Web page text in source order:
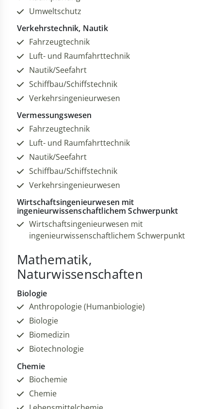
Umweltschutz
Verkehrstechnik, Nautik
Fahrzeugtechnik
Luft- und Raumfahrttechnik
Nautik/Seefahrt
Schiffbau/Schiffstechnik
Verkehrsingenieurwesen
Vermessungswesen
Fahrzeugtechnik
Luft- und Raumfahrttechnik
Nautik/Seefahrt
Schiffbau/Schiffstechnik
Verkehrsingenieurwesen
Wirtschaftsingenieurwesen mit
ingenieurwissenschaftlichem Schwerpunkt
Wirtschaftsingenieurwesen mit
ingenieurwissenschaftlichem Schwerpunkt
Mathematik,
Naturwissenschaften
Biologie
Anthropologie (Humanbiologie)
Biologie
Biomedizin
Biotechnologie
Chemie
Biochemie
Chemie